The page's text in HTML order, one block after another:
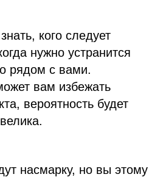
кого следует
нужно устранится
рядом с вами.
вам избежать
вероятность будет
насмарку, но вы этому